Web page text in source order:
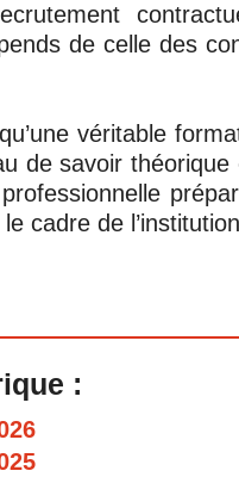
de celle des
véritable
de savoir théorique
cadre de
: